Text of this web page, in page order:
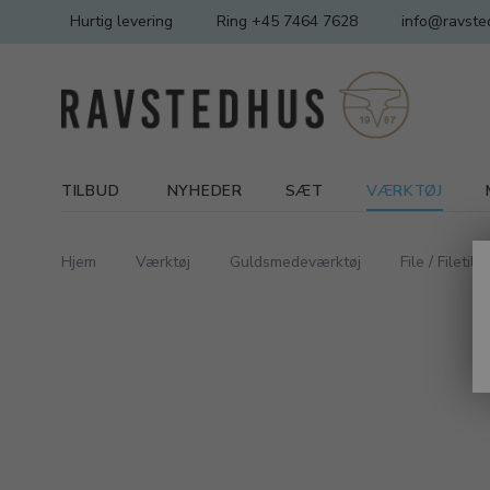
Hurtig levering Ring +45 7464 7628
TILBUD NYHEDER SÆT VÆRKTØJ
Hjem Værktøj Guldsmedeværktøj File /